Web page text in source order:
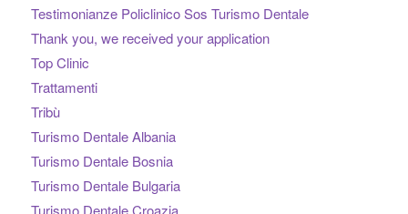
Testimonianze Policlinico Sos Turismo Dentale
Thank you, we received your application
Top Clinic
Trattamenti
Tribù
Turismo Dentale Albania
Turismo Dentale Bosnia
Turismo Dentale Bulgaria
Turismo Dentale Croazia